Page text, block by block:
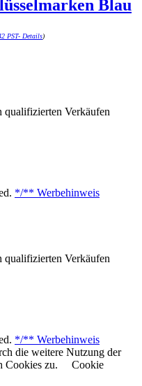
Blau
PST- Details)
qualifizierten Verkäufen
*/** Werbehinweis
qualifizierten Verkäufen
*/** Werbehinweis
die weitere Nutzung der
Cookies zu.
Cookie